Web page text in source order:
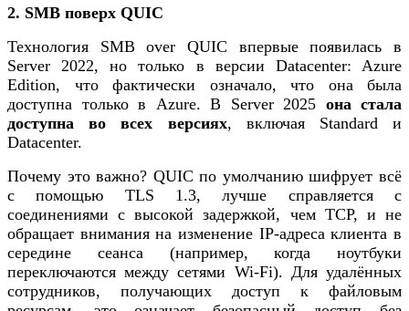
2. SMB поверх QUIC
Технология SMB over QUIC впервые появилась в
Server 2022, но только в версии Datacenter: Azure
Edition, что фактически означало, что она была
доступна только в Azure. В Server 2025 она стала
доступна во всех версиях, включая Standard и
Datacenter.
Почему это важно? QUIC по умолчанию шифрует всё
с помощью TLS 1.3, лучше справляется с
соединениями с высокой задержкой, чем TCP, и не
обращает внимания на изменение IP-адреса клиента в
середине сеанса (например, когда ноутбуки
переключаются между сетями Wi-Fi). Для удалённых
сотрудников, получающих доступ к файловым